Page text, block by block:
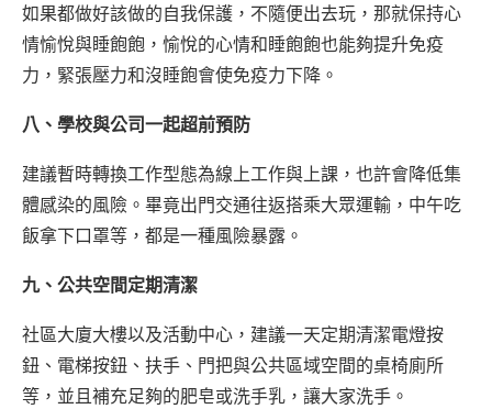
如果都做好該做的自我保護，不隨便出去玩，那就保持心
情愉悅與睡飽飽，愉悅的心情和睡飽飽也能夠提升免疫
力，緊張壓力和沒睡飽會使免疫力下降。
八、學校與公司一起超前預防
建議暫時轉換工作型態為線上工作與上課，也許會降低集
體感染的風險。畢竟出門交通往返搭乘大眾運輸，中午吃
飯拿下口罩等，都是一種風險暴露。
九、公共空間定期清潔
社區大廈大樓以及活動中心，建議一天定期清潔電燈按
鈕、電梯按鈕、扶手、門把與公共區域空間的桌椅廁所
等，並且補充足夠的肥皂或洗手乳，讓大家洗手。